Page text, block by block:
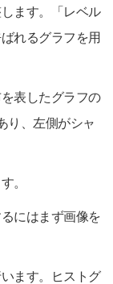
ます。「レベル
れるグラフを用
表したグラフの
り、左側がシャ
。
にはまず画像を
ます。ヒストグ